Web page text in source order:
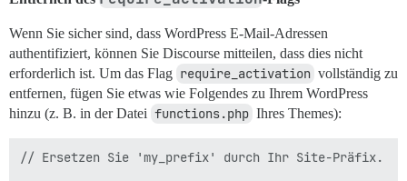
Wenn Sie sicher sind, dass WordPress E-Mail-Adressen
authentifiziert, können Sie Discourse mitteilen, dass dies nicht
erforderlich ist. Um das Flag require_activation vollständig zu
entfernen, fügen Sie etwas wie Folgendes zu Ihrem WordPress
hinzu (z. B. in der Datei functions.php Ihres Themes):
// Ersetzen Sie 'my_prefix' durch Ihr Site-Präfix.